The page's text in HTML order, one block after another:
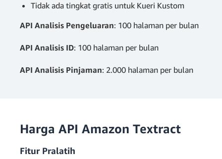
Tidak ada tingkat gratis untuk Kueri Kustom
API Analisis Pengeluaran: 100 halaman per bulan
API Analisis ID: 100 halaman per bulan
API Analisis Pinjaman: 2.000 halaman per bulan
Harga API Amazon Textract
Fitur Pralatih